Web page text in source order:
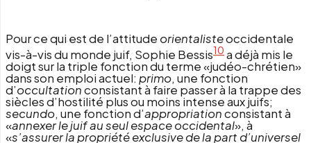
Pour ce qui est de l’attitude orientalisteoccidentale
vis-à-vis du monde juif, Sophie Bessis10 a déjà mis le
doigt sur la triple fonction du terme «judéo-chrétien»
dans son emploi actuel: primo, une fonction
d’occultationconsistant à faire passer à la trappe des
siècles d’hostilité plus ou moins intense aux juifs;
secundo, une fonction d’appropriationconsistant à
«annexer le juif au seul espace occidental», à
«s’assurer la propriété exclusive de la part d’universel